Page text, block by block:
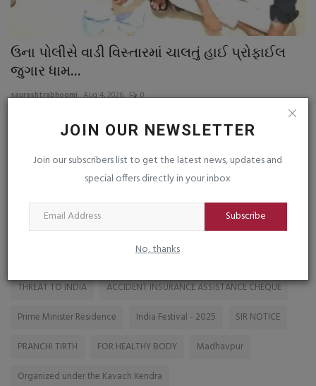
JOIN OUR NEWSLETTER
Join our subscribers list to get the latest news, updates and
special offers directly in your inbox
Subscribe
No, thanks
ઉના પોલીસે વાડી વિસ્તારમાં ચાલતું હાઈ પ્રોફાઈલ
જુગાર ધામ...
saurashtrabhoomi Aug 4, 2026 0
FIRE IN GODOWN
Budget 2026
US ATTACK 2000 POUND BUNKER BOMB ON IRAN
THREAT TO INDIA
ACCIDENT INSURANCE ASSISTANCE CHEQUE
Prime Minister Residence
India Festival - 2025
SIR NOTICE
PRANCHI TIRTH
FOR HEALTHY BODY
Madhavpur
Organized under the Kavach Kendra